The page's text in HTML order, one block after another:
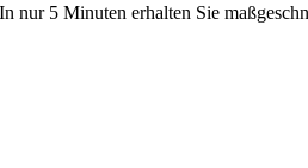
nur 5 Minuten erhalten Sie